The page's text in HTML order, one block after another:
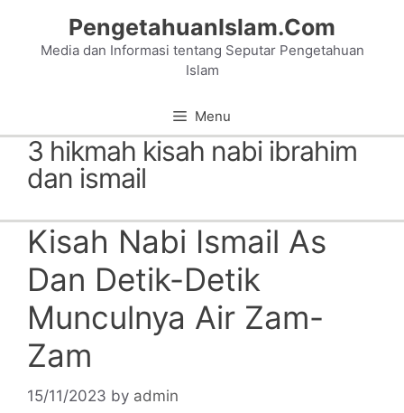
content
PengetahuanIslam.Com
Media dan Informasi tentang Seputar Pengetahuan
Islam
Menu
3 hikmah kisah nabi ibrahim
dan ismail
Kisah Nabi Ismail As
Dan Detik-Detik
Munculnya Air Zam-
Zam
15/11/2023 by admin